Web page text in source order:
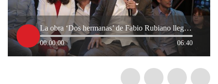
La obra ‘Dos hermanas’ de Fabio Rubiano llegará a los cines de Colombia
00:00:00 06:40